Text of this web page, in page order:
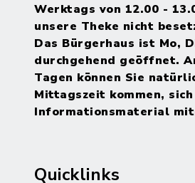
Werktags von 12.00 -
unsere Theke nicht
Das Bürgerhaus ist Mo,
durchgehend geöffnet.
Tagen können Sie
Mittagszeit kommen,
Informationsmaterial
Quicklinks